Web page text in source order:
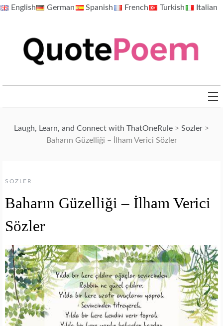
SkipEnglish German Spanish French Turkish Italian
Laugh, Learn, and Connect with ThatOneRule > Sozler >
Baharın Güzelliği – İlham Verici Sözler
SOZLER
Baharın Güzelliği – İlham Verici
Sözler